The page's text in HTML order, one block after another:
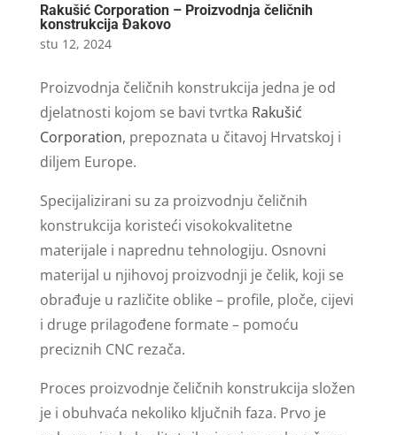
Rakušić Corporation – Proizvodnja čeličnih
konstrukcija Đakovo
stu 12, 2024
Proizvodnja čeličnih konstrukcija jedna je od
djelatnosti kojom se bavi tvrtka Rakušić
Corporation, prepoznata u čitavoj Hrvatskoj i
diljem Europe.
Specijalizirani su za proizvodnju čeličnih
konstrukcija koristeći visokokvalitetne
materijale i naprednu tehnologiju. Osnovni
materijal u njihovoj proizvodnji je čelik, koji se
obrađuje u različite oblike – profile, ploče, cijevi
i druge prilagođene formate – pomoću
preciznih CNC rezača.
Proces proizvodnje čeličnih konstrukcija složen
je i obuhvaća nekoliko ključnih faza. Prvo je